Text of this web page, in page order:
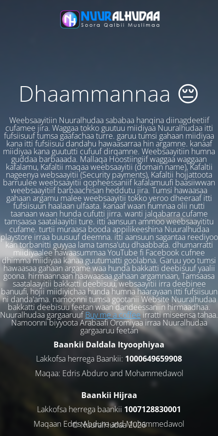
Dhaammannaa 😔
Weebsaayitiin Nuuralhudaa sababaa hanqina diinagdeetiif
cufamee jira. Waggaa tokko guutuu miidiyaa Nuuralhudaa itti
fufsiisuuf tumsa gaafachaa turre. garuu tumsi gahaan miidiyaa
kana itti fufsiisuu dandahu hawaasarraa hin argamne. kanaaf
miidiyaa kana guututti cufuuf dirqamne. Weebsaayitiin humna
guddaa barbaaada. Mallaqa Hoostiingiif waggaa waggaan
kafalamu, Kafaltii maqaa weebsaayitii (domain name), Kafaltii
nageenya websaayitii (Security payments), Kafaltii hojjattoota
barruulee weebsaayitii qopheessaniif kafalamuufi baasiiwwan
weebsaayitiif barbaachisan heddutu jira. Tumsi hawaasaa
gahaan argamu malee weebsaayitii tokko yeroo dheeraaf itti
fufsiisuun haalaan ulfaata. kanaaf waan humnaa olii nutti
taanaan waan hunda cufutti jirra. wanti jalqabarra cufame
tamsaasa saatalaayitii ture. itti aansuun ammoo weebsaayititu
cufame. turtii muraasa booda appilikeeshina Nuuralhudaa
playstore irraa buusuuf deemna. itti aansuun sagantaa reediyoo
kan torbanitti guyyaa lama tamsa'utu dhaabbata. dhumarratti
miidiyaalee hawaasummaa YouTube fi Facebook cufnee
dhimma miidiyaa kanaa guutumatti goolabna. Garuu yoo tumsi
hawaasaa gahaan argame waa hunda bakkatti deebisuuf yaalii
goona. hirmaannaan haawaasaa gahaan argamnaan, Tamsaasa
saatalaayitii bakkatti deebisuu, websaayitii irra deebinee
banuufi, hojii miidiyichaa hunda humna haarayaan itti fufsiisuun
ni danda'ama. namoonni tumsa gootanii Website Nuuralhudaa
bakkatti deebisuu feetan waan dandeessaniin hirmaadhaa.
Nuuralhudaa gargaaruufBuy me a coffeeirratti miseensa tahaa.
Namoonni biyyoota Arabaafi Oromiyaa irraa Nuuralhudaa
gargaaruu feetan
Baankii Daldala Ityoophiyaa
Lakkofsa herrega Baankii: 1000649659908
Maqaa: Edris Abduro and Mohammedawol
Baankii Hijraa
Lakkofsa herrega baankii 1007128830001
Maqaan Edris Abduro and Muhammedawol
© NuuralHudaa 2026